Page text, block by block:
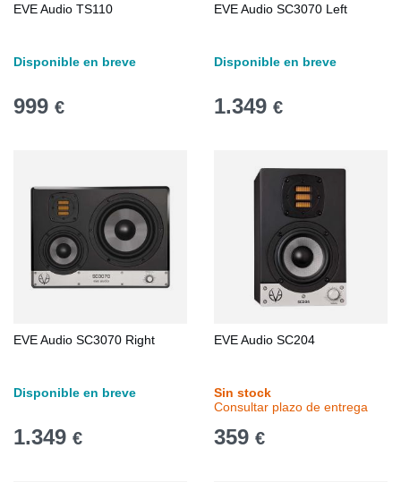
EVE Audio TS110
Disponible en breve
999 €
EVE Audio SC3070 Left
Disponible en breve
1.349 €
EVE Audio SC3070 Right
Disponible en breve
1.349 €
EVE Audio SC204
Sin stock
Consultar plazo de entrega
359 €